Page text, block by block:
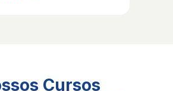
Cursos